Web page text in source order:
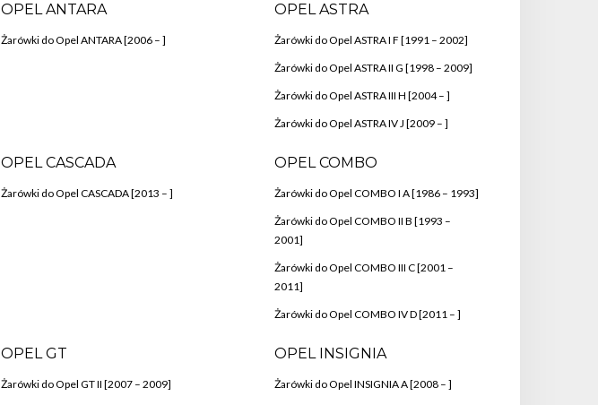
OPEL ANTARA
Żarówki do Opel ANTARA [2006 – ]
OPEL ASTRA
Żarówki do Opel ASTRA I F [1991 – 2002]
Żarówki do Opel ASTRA II G [1998 – 2009]
Żarówki do Opel ASTRA III H [2004 – ]
Żarówki do Opel ASTRA IV J [2009 – ]
OPEL CASCADA
Żarówki do Opel CASCADA [2013 – ]
OPEL COMBO
Żarówki do Opel COMBO I A [1986 – 1993]
Żarówki do Opel COMBO II B [1993 –
2001]
Żarówki do Opel COMBO III C [2001 –
2011]
Żarówki do Opel COMBO IV D [2011 – ]
OPEL GT
Żarówki do Opel GT II [2007 – 2009]
OPEL INSIGNIA
Żarówki do Opel INSIGNIA A [2008 – ]